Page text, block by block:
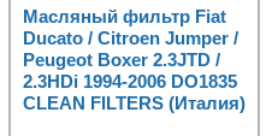
Масляный фильтр Fiat
Ducato / Citroen Jumper /
Peugeot Boxer 2.3JTD /
2.3HDi 1994-2006 DO1835
CLEAN FILTERS (Италия)